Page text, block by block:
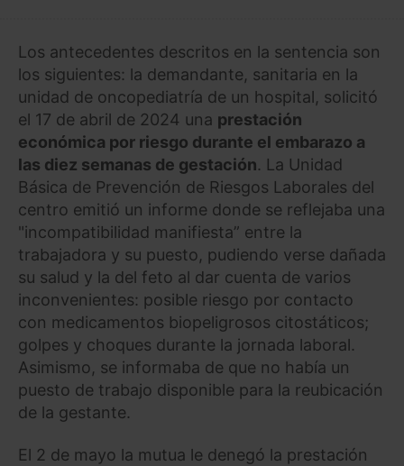
Los antecedentes descritos en la sentencia son
los siguientes: la demandante, sanitaria en la
unidad de oncopediatría de un hospital, solicitó
el 17 de abril de 2024 una prestación
económica por riesgo durante el embarazo a
las diez semanas de gestación. La Unidad
Básica de Prevención de Riesgos Laborales del
centro emitió un informe donde se reflejaba una
"incompatibilidad manifiesta” entre la
trabajadora y su puesto, pudiendo verse dañada
su salud y la del feto al dar cuenta de varios
inconvenientes: posible riesgo por contacto
con medicamentos biopeligrosos citostáticos;
golpes y choques durante la jornada laboral.
Asimismo, se informaba de que no había un
puesto de trabajo disponible para la reubicación
de la gestante.
El 2 de mayo la mutua le denegó la prestación